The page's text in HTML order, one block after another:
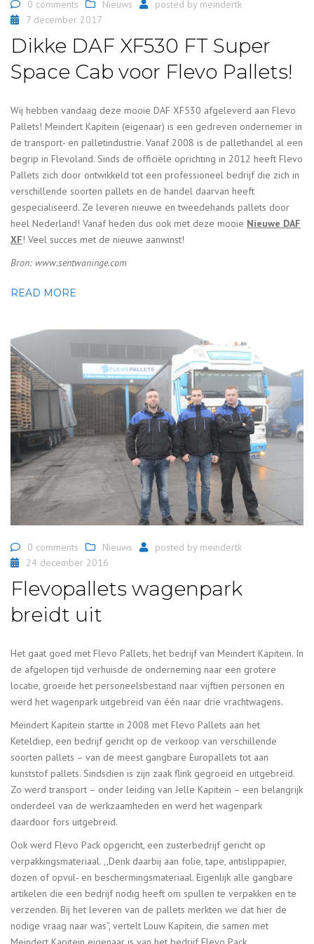
0 comments Nieuws posted by meindertk
7 december 2017
Dikke DAF XF530 FT Super
Space Cab voor Flevo Pallets!
Wij hebben vandaag deze mooie DAF XF530 afgeleverd aan Flevo
Pallets! Meindert Kapitein (eigenaar) is een gedreven ondernemer in
de transport- en palletindustrie. Vanaf 2008 is de pallethandel al een
begrip in Flevoland. Sinds de officiële oprichting in 2012 heeft Flevo
Pallets zich door ontwikkeld tot een professioneel bedrijf die zich in
verschillende soorten pallets en de handel daarvan heeft
gespecialiseerd. Ze leveren nieuwe en tweedehands pallets door
heel Nederland! Vanaf heden dus ook met deze mooie Nieuwe DAF
XF! Veel succes met de nieuwe aanwinst!
Bron: www.sentwaninge.com
READ MORE
0 comments Nieuws posted by meindertk
24 december 2016
Flevopallets wagenpark
breidt uit
Het gaat goed met Flevo Pallets, het bedrijf van Meindert Kapitein. In
de afgelopen tijd verhuisde de onderneming naar een grotere
locatie, groeide het personeelsbestand naar vijftien personen en
werd het wagenpark uitgebreid van één naar drie vrachtwagens.
Meindert Kapitein startte in 2008 met Flevo Pallets aan het
Keteldiep, een bedrijf gericht op de verkoop van verschillende
soorten pallets – van de meest gangbare Europallets tot aan
kunststof pallets. Sindsdien is zijn zaak flink gegroeid en uitgebreid.
Zo werd transport – onder leiding van Jelle Kapitein – een belangrijk
onderdeel van de werkzaamheden en werd het wagenpark
daardoor fors uitgebreid.
Ook werd Flevo Pack opgericht, een zusterbedrijf gericht op
verpakkingsmateriaal. ,,Denk daarbij aan folie, tape, antislippapier,
dozen of opvul- en beschermingsmateriaal. Eigenlijk alle gangbare
artikelen die een bedrijf nodig heeft om spullen te verpakken en te
verzenden. Bij het leveren van de pallets merkten we dat hier de
nodige vraag naar was”, vertelt Louw Kapitein, die samen met